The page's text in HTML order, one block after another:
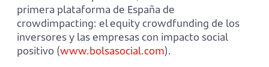
primera plataforma de España de
crowdimpacting: el equity crowdfunding de los
inversores y las empresas con impacto social
positivo (www.bolsasocial.com).